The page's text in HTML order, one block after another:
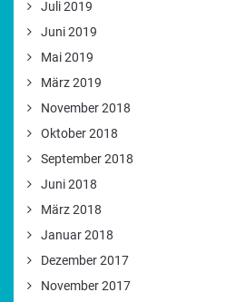
Juli 2019
Juni 2019
Mai 2019
März 2019
November 2018
Oktober 2018
September 2018
Juni 2018
März 2018
Januar 2018
Dezember 2017
November 2017